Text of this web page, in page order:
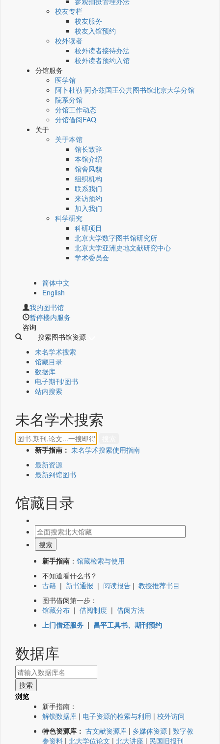
校友专栏
校友服务
校友入馆预约
校外读者
校外读者接待办法
校外读者预约入馆
分馆服务
医学馆
阿卜杜勒·阿齐兹国王公共图书馆北京大学分馆
院系分馆
分馆工作动态
分馆借阅FAQ
关于
关于本馆
馆长致辞
本馆介绍
馆舍风貌
组织机构
联系我们
来访预约
加入我们
科学研究
科研项目
北京大学数字图书馆研究所
北京大学亚洲史地文献研究中心
学术委员会
简体中文
English
我的图书馆
暂停楼内服务
咨询
搜索图书馆资源
未名学术搜索
馆藏目录
数据库
电子期刊/图书
站内搜索
未名学术搜索
新手指南： 未名学术搜索使用指南
最新资源
最新到馆图书
馆藏目录
新手指南 ： 馆藏检索与使用
不知道看什么书？
古籍 | 新书通报 | 阅读报告 | 教授推荐书目
图书借阅第一步：
馆藏分布 | 借阅制度 | 借阅方法
上门借还服务 | 昌平工具书、期刊预约
数据库
浏览
新手指南：
解锁数据库 | 电子资源的检索与利用 | 校外访问
特色资源库： 古文献资源库 | 多媒体资源 | 数字教
参资料 | 北大学位论文 | 北大讲座 | 民国旧报刊